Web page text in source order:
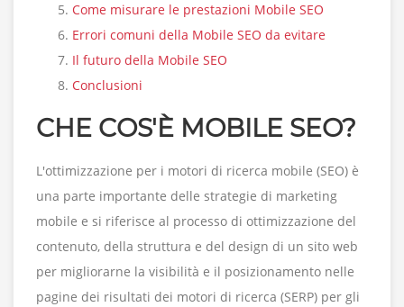
Come misurare le prestazioni Mobile SEO
Errori comuni della Mobile SEO da evitare
Il futuro della Mobile SEO
Conclusioni
CHE COS'È MOBILE SEO?
L'ottimizzazione per i motori di ricerca mobile (SEO) è
una parte importante delle strategie di marketing
mobile e si riferisce al processo di ottimizzazione del
contenuto, della struttura e del design di un sito web
per migliorarne la visibilità e il posizionamento nelle
pagine dei risultati dei motori di ricerca (SERP) per gli